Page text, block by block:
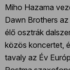
Miho Hazama
Dawn Brothers
élő osztrák
közös koncertet,
tavaly az Év